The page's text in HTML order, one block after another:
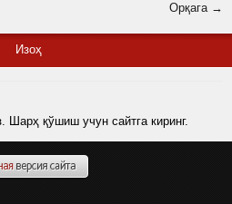
Орқага →
Изоҳ
Шарҳ қўшиш учун сайтга киринг.